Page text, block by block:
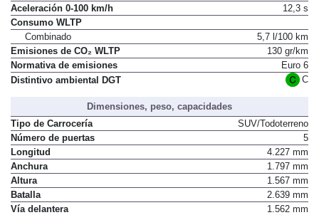
Aceleración 0-100 km/h
12,3 s
Consumo WLTP
Combinado
5,7 l/100 km
Emisiones de CO₂ WLTP
130 gr/km
Normativa de emisiones
Euro 6
Distintivo ambiental DGT
C
Dimensiones, peso, capacidades
Tipo de Carrocería
SUV/Todoterreno
Número de puertas
5
Longitud
4.227 mm
Anchura
1.797 mm
Altura
1.567 mm
Batalla
2.639 mm
Vía delantera
1.562 mm